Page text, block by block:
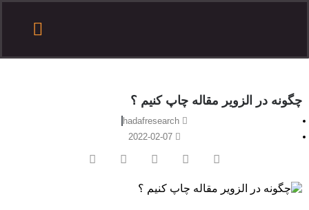
چگونه در الزویر مقاله چاپ کنیم ؟
hadafresearch
2022-02-07